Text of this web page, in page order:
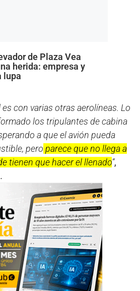
de Plaza Vea
herida: empresa y
lupa
es con varias otras aerolíneas. Lo
los tripulantes de cabina
a que el avión pueda
pero parece que no llega a
tienen que hacer el llenado”,